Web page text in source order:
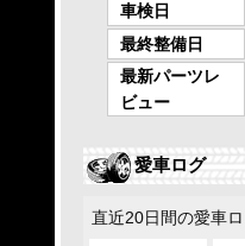
車検日
最終整備日
最新パーツレ
ビュー
愛車ログ
直近20日間の愛車